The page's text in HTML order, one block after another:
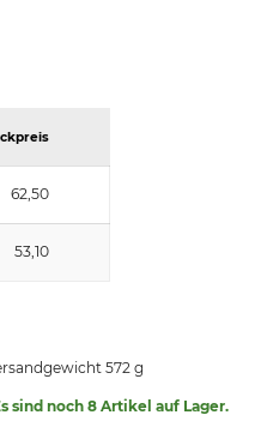
62,50
53,10
572 g
sind noch 8 Artikel auf Lager.